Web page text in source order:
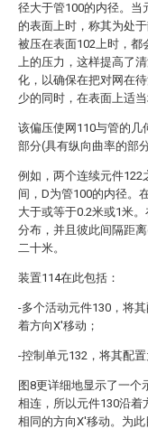
径大于管100的内径。当
的表面上时，称其为处
被压在表面102上时，都
上的压力，这样提高了
化，以确保在把对网在
少的同时，在表面上适当
该偏压使网110与管的几
部分(具有纵向曲率的部分
例如，两个连续元件122
间，D为管100的内径。
大于或等于0.2米或1米
分布，并且彼此间隔距
二十米。
装置114在此包括：
-多个活动元件130，将
着方向X'移动；
-控制单元132，将其配置
图8更详细地显示了一个
相连，所以元件130沿着
相同的方向X'移动。为